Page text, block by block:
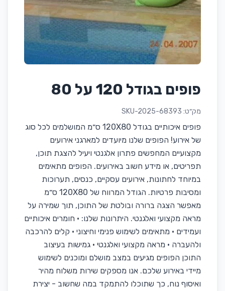
פופים בגודל 120 על 80
מק״ט: SKU-2025-68393
פופים איכותיים בגודל 120X80 ס״מ המושלמים לכל סוג
של אירוע! הפופים שלנו מיועדים למארגני אירועים
מקצועיים המחפשים פתרון אלגנטי ויעיל להצגת תוכן,
תפריטים, או מידע חשוב באירועים. הפופים מתאימים
במיוחד לחתונות, אירועים עסקיים, כנסים, תערוכות
ומסיבות פרטיות. הגודל המרווח של 120X80 ס״מ
מאפשר הצגה ברורה ובולטת של התוכן, תוך שמירה על
מראה מקצועי ואלגנטי. היתרונות שלנו: • חומרים איכותיים
ועמידים • מתאימים לשימוש פנימי וחיצוני • קלים להרכבה
ולהעברה • מראה מקצועי ואלגנטי • גמישות בעיצוב
התוכן הפופים מגיעים במצב מושלם ומוכנים לשימוש
מיידי באירוע שלכם. אנו מספקים שירות משלוח מהיר
ואיסוף נוח, כך שתוכלו להתמקד במה שחשוב - יצירת